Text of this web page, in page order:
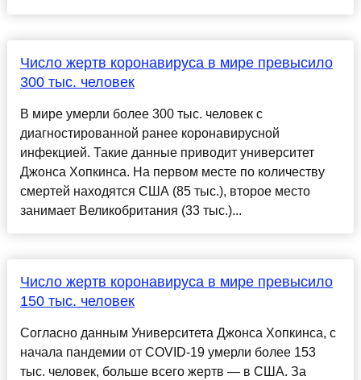
Число жертв коронавируса в мире превысило
300 тыс. человек
В мире умерли более 300 тыс. человек с
диагностированной ранее коронавирусной
инфекцией. Такие данные приводит университет
Джонса Хопкинса. На первом месте по количеству
смертей находятся США (85 тыс.), второе место
занимает Великобритания (33 тыс.)...
Число жертв коронавируса в мире превысило
150 тыс. человек
Согласно данным Университета Джонса Хопкинса, с
начала пандемии от COVID-19 умерли более 153
тыс. человек, больше всего жертв — в США. За